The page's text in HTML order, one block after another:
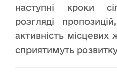
наступні кроки
розгляді
активність місцевих
сприятимуть